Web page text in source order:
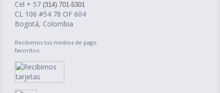
Cel + 57 (314) 701-5301
CL 106 #54 78 OF 604
Bogotá, Colombia
Recibimos tus medios de pago
favoritos: